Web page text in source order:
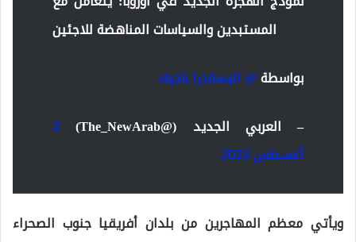
المستبدين والسياسات المناهضة للاجئين
بواسطة@ اليساندرا باجيك
– العربي الجديد (@The_NewArab)
2
أغسطس 2023
ويأتي معظم المهاجرين من بلدان أفريقيا جنوب الصحراء